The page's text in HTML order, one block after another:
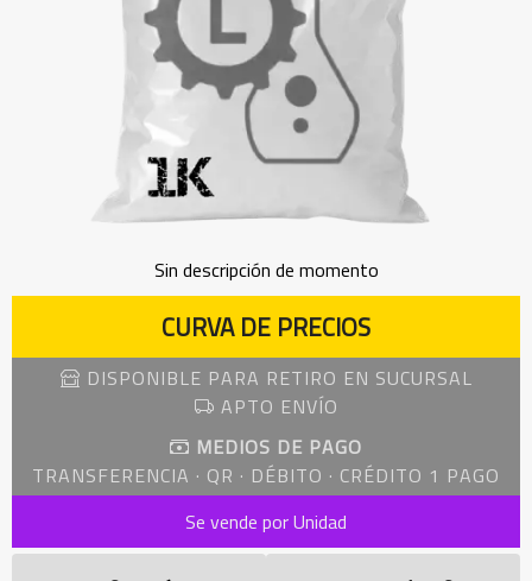
Sin descripción de momento
CURVA DE PRECIOS
DISPONIBLE PARA RETIRO EN SUCURSAL
APTO ENVÍO
MEDIOS DE PAGO
TRANSFERENCIA · QR · DÉBITO · CRÉDITO 1 PAGO
Se vende por Unidad